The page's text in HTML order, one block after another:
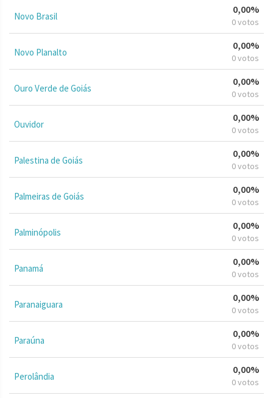
Novo Brasil
0,00%
0 votos
Novo Planalto
0,00%
0 votos
Ouro Verde de Goiás
0,00%
0 votos
Ouvidor
0,00%
0 votos
Palestina de Goiás
0,00%
0 votos
Palmeiras de Goiás
0,00%
0 votos
Palminópolis
0,00%
0 votos
Panamá
0,00%
0 votos
Paranaiguara
0,00%
0 votos
Paraúna
0,00%
0 votos
Perolândia
0,00%
0 votos